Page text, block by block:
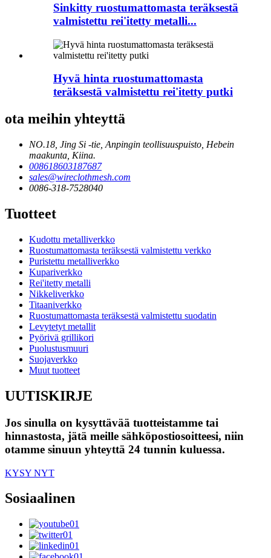
Sinkitty ruostumattomasta teräksestä
valmistettu rei'itetty metalli...
Hyvä hinta ruostumattomasta
teräksestä valmistettu rei'itetty putki
ota meihin yhteyttä
NO.18, Jing Si -tie, Anpingin teollisuuspuisto, Hebein
maakunta, Kiina.
008618603187687
sales@wireclothmesh.com
0086-318-7528040
Tuotteet
Kudottu metalliverkko
Ruostumattomasta teräksestä valmistettu verkko
Puristettu metalliverkko
Kupariverkko
Rei'itetty metalli
Nikkeliverkko
Titaaniverkko
Ruostumattomasta teräksestä valmistettu suodatin
Levytetyt metallit
Pyörivä grillikori
Puolustusmuuri
Suojaverkko
Muut tuotteet
UUTISKIRJE
Jos sinulla on kysyttävää tuotteistamme tai
hinnastosta, jätä meille sähköpostiosoitteesi, niin
otamme sinuun yhteyttä 24 tunnin kuluessa.
KYSY NYT
Sosiaalinen